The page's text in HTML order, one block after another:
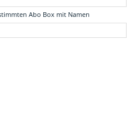
Abo Box mit Namen